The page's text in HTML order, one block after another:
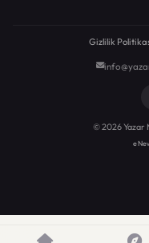
Gizlilik
© 2026 Yazar